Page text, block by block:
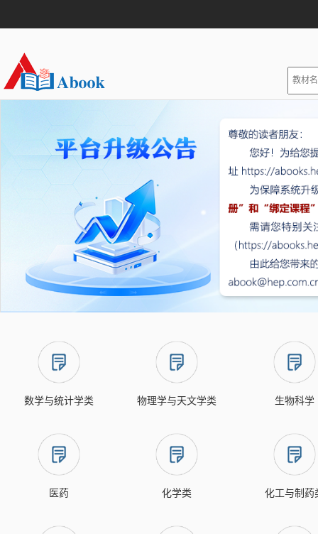
数学与统计学类 物理学与天文学类 生物科学
医药 化学类 化工与制药